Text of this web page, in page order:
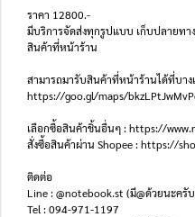
ราคา 12800.-
มีบริการจัดส่งทุกรูปแบบ เก็บปลายทา
สินค้าที่หน้าร้าน
สามารถมารับสินค้าที่หน้าร้านได้ที่บา
https://goo.gl/maps/
เลือกซื้อสินค้าชิ้นอื่นๆ : https://
สั่งซื้อสินค้าผ่าน Shopee : https://
ติดต่อ
Line : @notebook.st (มี@ด้วยนะครั
Tel : 094-971-1197